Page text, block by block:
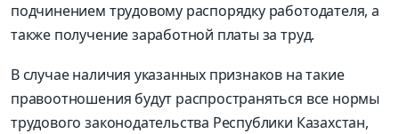
подчинением трудовому распорядку работодателя, а
также получение заработной платы за труд.
В случае наличия указанных признаков на такие
правоотношения будут распространяться все нормы
трудового законодательства Республики Казахстан,